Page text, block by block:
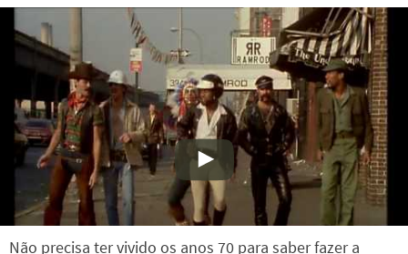
Não precisa ter vivido os anos 70 para saber fazer a